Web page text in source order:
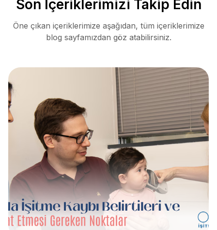
Son İçeriklerimizi Takip Edin
Öne çıkan içeriklerimize aşağıdan, tüm içeriklerimize
blog sayfamızdan göz atabilirsiniz.